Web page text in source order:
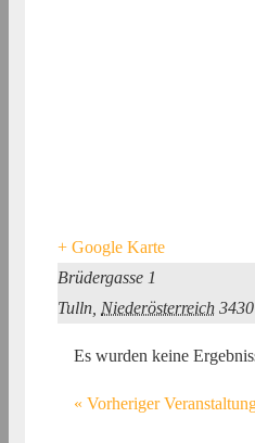
+ Google Karte
Brüdergasse 1
Tulln Niederösterreich 3430
Es wurden keine
« Vorheriger